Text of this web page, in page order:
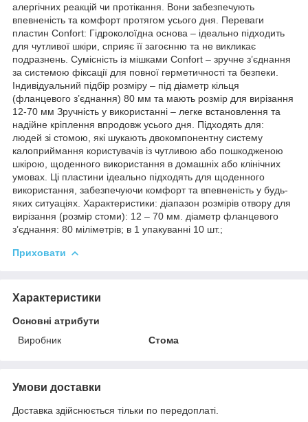
алергічних реакцій чи протікання. Вони забезпечують
впевненість та комфорт протягом усього дня. Переваги
пластин Confort: Гідроколоїдна основа – ідеально підходить
для чутливої шкіри, сприяє її загоєнню та не викликає
подразнень. Сумісність із мішками Confort – зручне з’єднання
за системою фіксації для повної герметичності та безпеки.
Індивідуальний підбір розміру – під діаметр кільця
(фланцевого з’єднання) 80 мм та мають розмір для вирізання
12-70 мм Зручність у використанні – легке встановлення та
надійне кріплення впродовж усього дня. Підходять для:
людей зі стомою, які шукають двокомпонентну систему
калоприймання користувачів із чутливою або пошкодженою
шкірою, щоденного використання в домашніх або клінічних
умовах. Ці пластини ідеально підходять для щоденного
використання, забезпечуючи комфорт та впевненість у будь-
яких ситуаціях. Характеристики: діапазон розмірів отвору для
вирізання (розмір стоми): 12 – 70 мм. діаметр фланцевого
з’єднання: 80 міліметрів; в 1 упакуванні 10 шт.;
Приховати
Характеристики
Основні атрибути
Виробник
Стома
Умови доставки
Доставка здійснюється тільки по передоплаті.